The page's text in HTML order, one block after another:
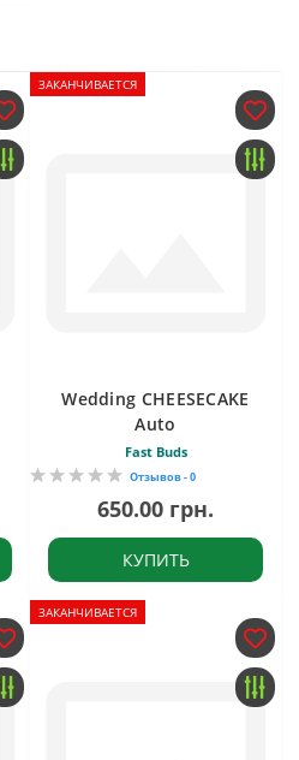
ЗАКАНЧИВАЕТСЯ
Wedding CHEESECAKE
Auto
Fast Buds
Отзывов - 0
650.00 грн.
КУПИТЬ
ЗАКАНЧИВАЕТСЯ